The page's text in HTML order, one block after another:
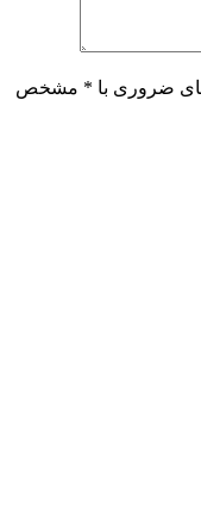
های ضروری با * مشخص